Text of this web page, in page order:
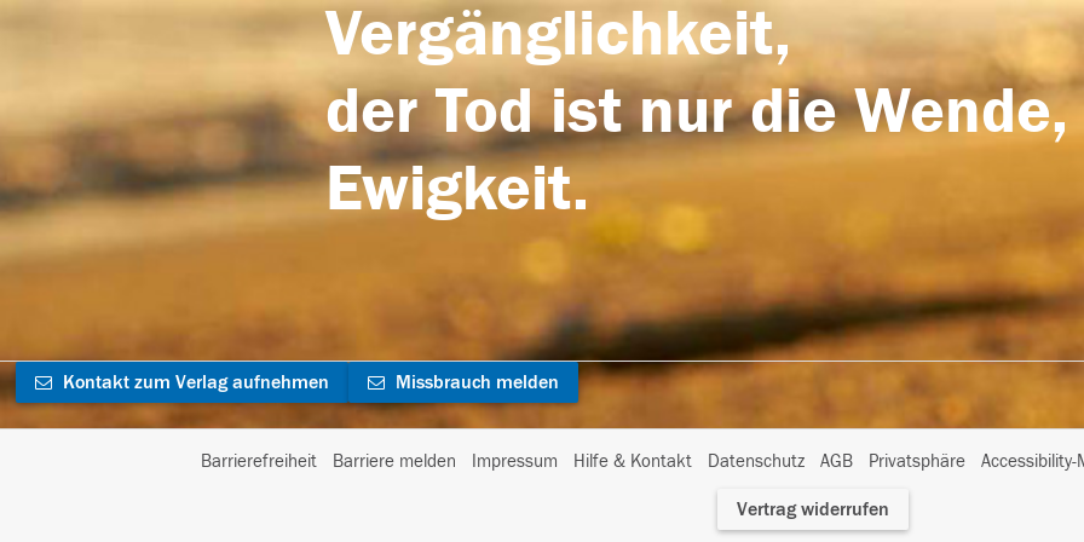
Vergänglichkeit,
der Tod ist nur die
Ewigkeit.
Kontakt zum Verlag aufnehmen Missbrauch melden
Barrierefreiheit Barriere melden Impressum Hilfe & Kontakt Datenschutz AGB Privatsphäre
I
Vertrag widerrufen